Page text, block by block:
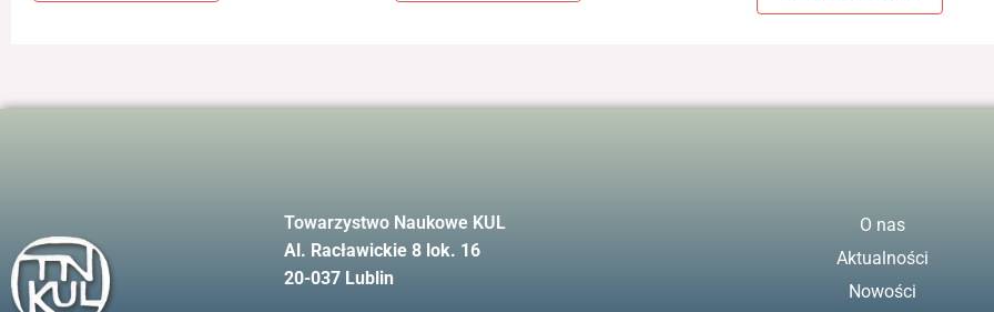
Towarzystwo Naukowe KUL
Al. Racławickie 8 lok. 16
20-037 Lublin
O nas
Aktualności
Nowości